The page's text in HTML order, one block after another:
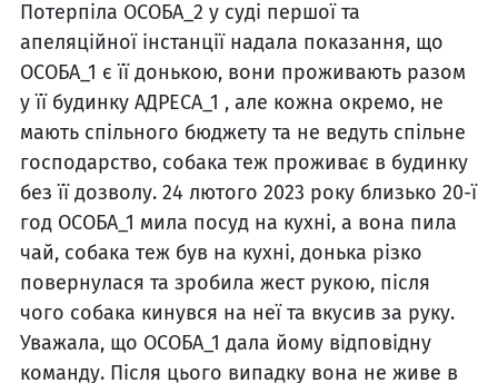
Потерпіла ОСОБА_2 у суді першої та
апеляційної інстанції надала показання, що
ОСОБА_1 є її донькою, вони проживають разом
у її будинку АДРЕСА_1 , але кожна окремо, не
мають спільного бюджету та не ведуть спільне
господарство, собака теж проживає в будинку
без її дозволу. 24 лютого 2023 року близько 20-ї
год ОСОБА_1 мила посуд на кухні, а вона пила
чай, собака теж був на кухні, донька різко
повернулася та зробила жест рукою, після
чого собака кинувся на неї та вкусив за руку.
Уважала, що ОСОБА_1 дала йому відповідну
команду. Після цього випадку вона не живе в